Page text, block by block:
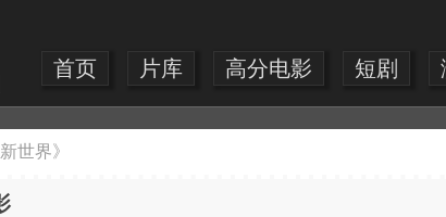
首页 片库 高分电影 短剧
新世界》